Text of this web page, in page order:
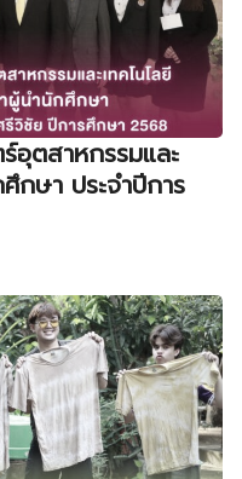
อุตสาหกรรมและ
กษา ประจำปีการ